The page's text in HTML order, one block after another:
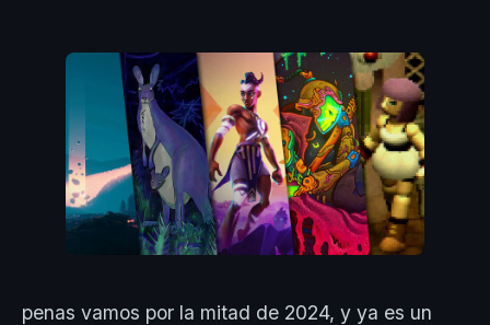
penas vamos por la mitad de 2024, y ya es un